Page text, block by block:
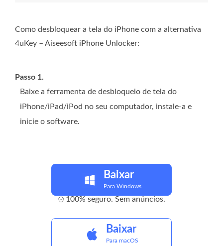
Como desbloquear a tela do iPhone com a alternativa
4uKey – Aiseesoft iPhone Unlocker:
Passo 1.
Baixe a ferramenta de desbloqueio de tela do
iPhone/iPad/iPod no seu computador, instale-a e
inicie o software.
Baixar
Para Windows
100% seguro. Sem anúncios.
Baixar
Para macOS